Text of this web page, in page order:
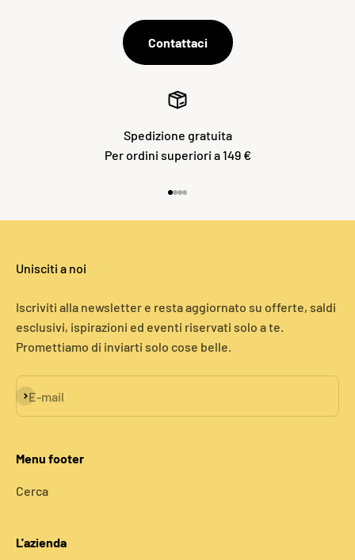
Contattaci
Spedizione gratuita
Per ordini superiori a 149 €
Unisciti a noi
Iscriviti alla newsletter e resta aggiornato su offerte, saldi
esclusivi, ispirazioni ed eventi riservati solo a te.
Promettiamo di inviarti solo cose belle.
E-mail
Iscriviti alla newsletter
Menu footer
Cerca
L'azienda